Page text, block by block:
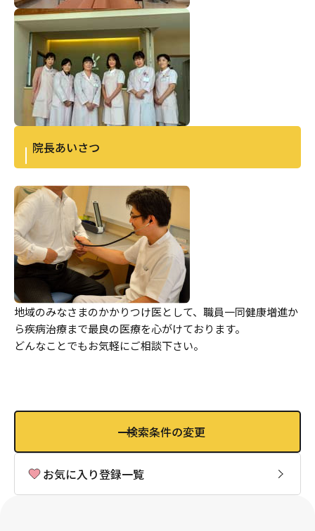
院長あいさつ
地域のみなさまのかかりつけ医として、職員一同健康増進か
ら疾病治療まで最良の医療を心がけております。
どんなことでもお気軽にご相談下さい。
検索条件の変更
お気に入り登録一覧